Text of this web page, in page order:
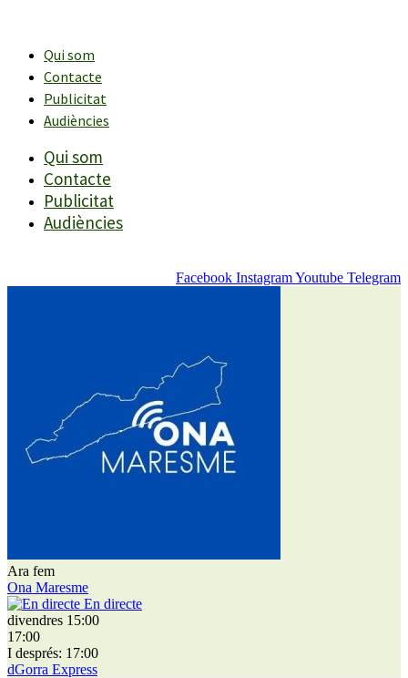
contingutQui som
Contacte
Publicitat
Audiències
Qui som
Contacte
Publicitat
Audiències
Facebook InstagramYoutube Telegram
Ara fem
Ona Maresme
En directe
divendres 15:00
17:00
I després: 17:00
dGorra Express